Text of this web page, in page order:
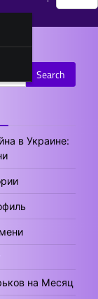
в Украине:
на Месяц